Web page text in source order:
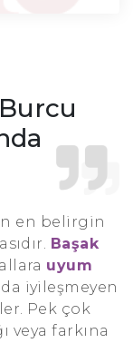
en belirgin
Başak
uyum
iyileşmeyen
Pek çok
veya farkına